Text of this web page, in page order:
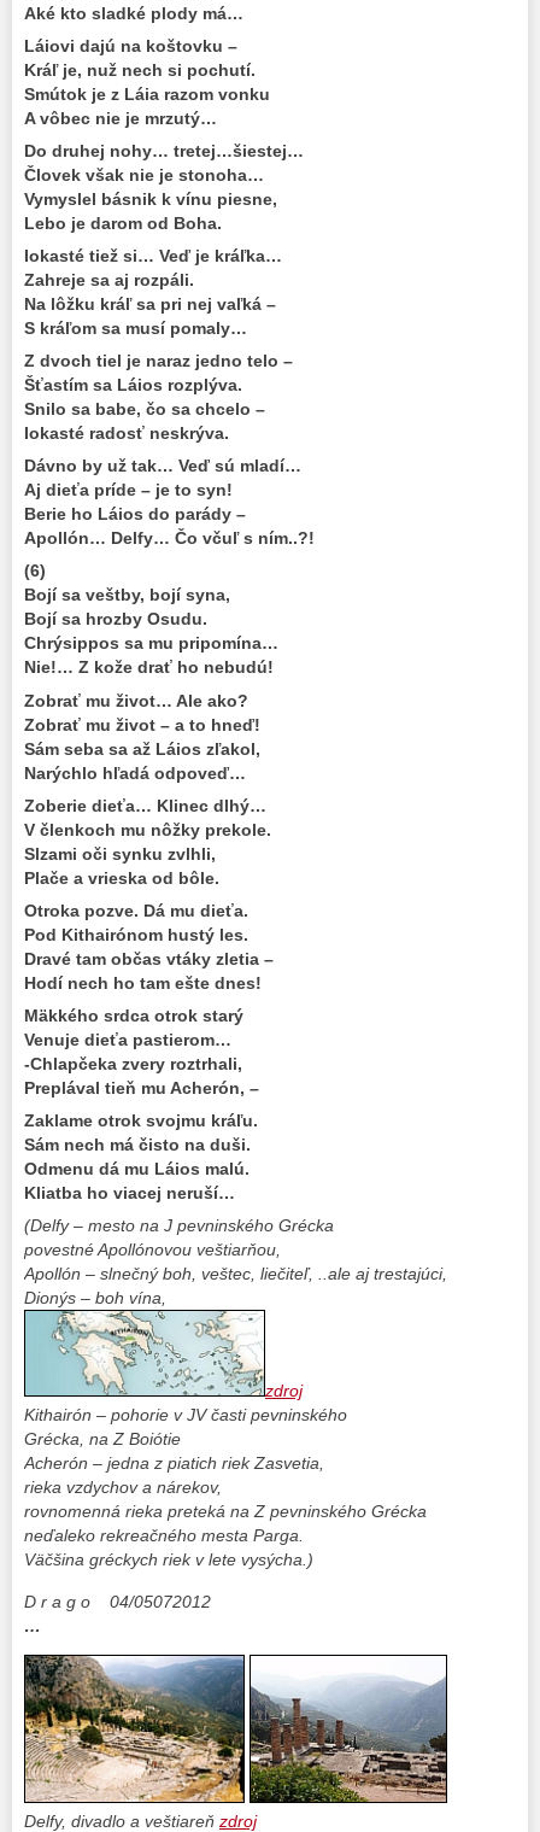
Aké kto sladké plody má…
Láiovi dajú na koštovku –
Kráľ je, nuž nech si pochutí.
Smútok je z Láia razom vonku
A vôbec nie je mrzutý…
Do druhej nohy… tretej…šiestej…
Človek však nie je stonoha…
Vymyslel básnik k vínu piesne,
Lebo je darom od Boha.
Iokasté tiež si… Veď je kráľka…
Zahreje sa aj rozpáli.
Na lôžku kráľ sa pri nej vaľká –
S kráľom sa musí pomaly…
Z dvoch tiel je naraz jedno telo –
Šťastím sa Láios rozplýva.
Snilo sa babe, čo sa chcelo –
Iokasté radosť neskrýva.
Dávno by už tak… Veď sú mladí…
Aj dieťa príde – je to syn!
Berie ho Láios do parády –
Apollón… Delfy… Čo včuľ s ním..?!
(6)
Bojí sa veštby, bojí syna,
Bojí sa hrozby Osudu.
Chrýsippos sa mu pripomína…
Nie!… Z kože drať ho nebudú!
Zobrať mu život… Ale ako?
Zobrať mu život – a to hneď!
Sám seba sa až Láios zľakol,
Narýchlo hľadá odpoveď…
Zoberie dieťa… Klinec dlhý…
V členkoch mu nôžky prekole.
Slzami oči synku zvlhli,
Plače a vrieska od bôle.
Otroka pozve. Dá mu dieťa.
Pod Kithairónom hustý les.
Dravé tam občas vtáky zletia –
Hodí nech ho tam ešte dnes!
Mäkkého srdca otrok starý
Venuje dieťa pastierom…
-Chlapčeka zvery roztrhali,
Preplával tieň mu Acherón, –
Zaklame otrok svojmu kráľu.
Sám nech má čisto na duši.
Odmenu dá mu Láios malú.
Kliatba ho viacej neruší…
(Delfy – mesto na J pevninského Grécka
povestné Apollónovou veštiarňou,
Apollón – slnečný boh, veštec, liečiteľ, ..ale aj trestajúci,
Dionýs – boh vína,
zdroj
Kithairón – pohorie v JV časti pevninského
Grécka, na Z Boiótie
Acherón – jedna z piatich riek Zasvetia,
rieka vzdychov a nárekov,
rovnomenná rieka preteká na Z pevninského Grécka
neďaleko rekreačného mesta Parga.
Väčšina gréckych riek v lete vysýcha.)
D r a g o 04/05072012
…
Delfy, divadlo a veštiareň zdroj